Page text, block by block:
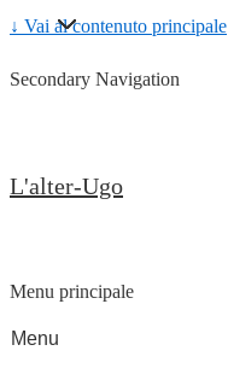
↓ Vai al contenuto principale
Secondary Navigation
L'alter-Ugo
Menu principale
Menu